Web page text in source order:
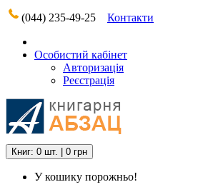
(044) 235-49-25 Контакти
Особистий кабінет
Авторизація
Реєстрація
Книг: 0 шт. | 0 грн
У кошику порожньо!